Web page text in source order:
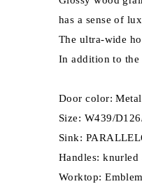
has a sense of
The ultra-wide
In addition to the
Door color:
Size: W439/
Sink:
Handles:
Worktop: